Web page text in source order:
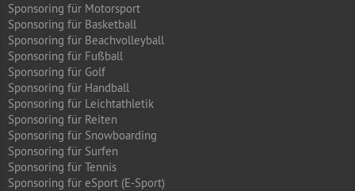
Sponsoring für Motorsport
Sponsoring für Basketball
Sponsoring für Beachvolleyball
Sponsoring für Fußball
Sponsoring für Golf
Sponsoring für Handball
Sponsoring für Leichtathletik
Sponsoring für Reiten
Sponsoring für Snowboarding
Sponsoring für Surfen
Sponsoring für Tennis
Sponsoring für eSport (E-Sport)